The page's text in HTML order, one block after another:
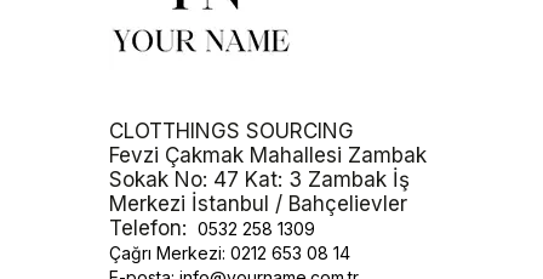
CLOTTHINGS SOURCING
Fevzi Çakmak Mahallesi Zambak
Sokak No: 47 Kat: 3 Zambak İş
Merkezi İstanbul / Bahçelievler
Telefon: 0532 258 1309
Çağrı Merkezi: 0212 653 08 14